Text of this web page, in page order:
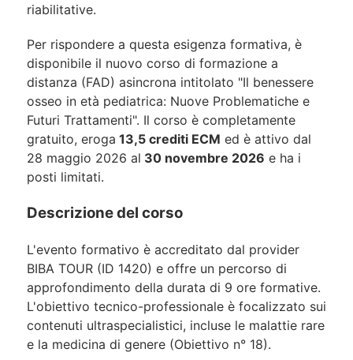
riabilitative.
Per rispondere a questa esigenza formativa, è
disponibile il nuovo corso di formazione a
distanza (FAD) asincrona intitolato "Il benessere
osseo in età pediatrica: Nuove Problematiche e
Futuri Trattamenti". Il corso è completamente
gratuito, eroga 13,5 crediti ECM ed è attivo dal
28 maggio 2026 al 30 novembre 2026 e ha i
posti limitati.
Descrizione del corso
L'evento formativo è accreditato dal provider
BIBA TOUR (ID 1420) e offre un percorso di
approfondimento della durata di 9 ore formative.
L'obiettivo tecnico-professionale è focalizzato sui
contenuti ultraspecialistici, incluse le malattie rare
e la medicina di genere (Obiettivo n° 18).